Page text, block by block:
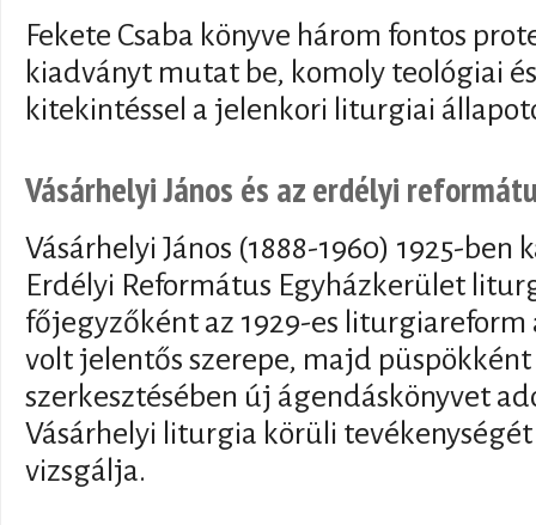
Fekete Csaba könyve három fontos
kiadványt mutat be, komoly teológiai
kitekintéssel a jelenkori liturgiai
Vásárhelyi János és az erdélyi
Vásárhelyi János (1888-1960) 1925-ben
Erdélyi Református Egyházkerület
főjegyzőként az 1929-es
volt jelentős szerepe, majd püspökként
szerkesztésében új ágendáskönyvet
Vásárhelyi liturgia körüli
vizsgálja.